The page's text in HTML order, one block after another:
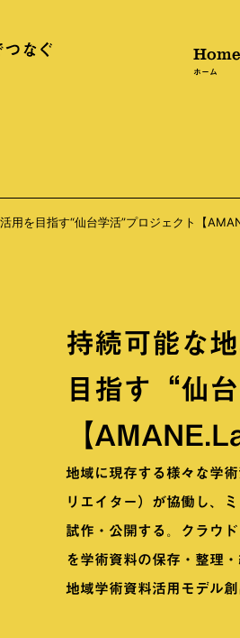
Home
ホーム
用を目指す“仙台学活”プロジェクト【
持続可能な
目指す“仙
【
地域に現存する様々な学
リエイター）が協働し、
試作・公開する。クラウ
を学術資料の保存・整理
地域学術資料活用モデル創